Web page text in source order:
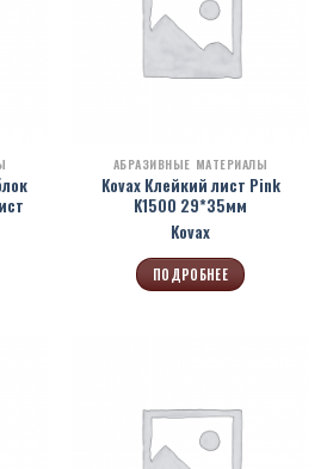
АБРАЗИВНЫЕ МАТЕРИАЛЫ
Kovax Клейкий лист Pink
K1500 29*35мм
Kovax
ПОДРОБНЕЕ